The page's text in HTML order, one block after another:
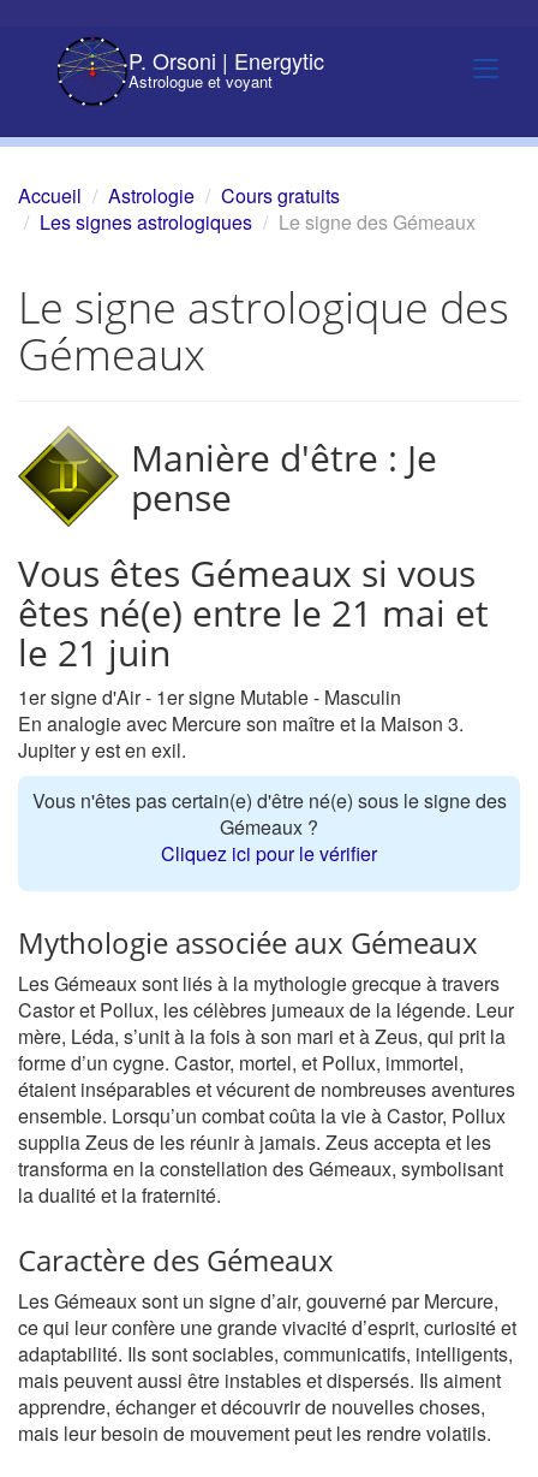
P. Orsoni | Energytic
Astrologue et voyant
Accueil Astrologie
Cours gratuits
Les signes astrologiques
Le signe des Gémeaux
Le signe astrologique des
Gémeaux
Manière d'être : Je
pense
Vous êtes Gémeaux si vous
êtes né(e) entre le 21 mai et
le 21 juin
1er signe d'Air - 1er signe Mutable - Masculin
En analogie avec Mercure son maître et la Maison 3.
Jupiter y est en exil.
Vous n'êtes pas certain(e) d'être né(e) sous le signe des
Gémeaux ?
Cliquez ici pour le vérifier
Mythologie associée aux Gémeaux
Les Gémeaux sont liés à la mythologie grecque à travers
Castor et Pollux, les célèbres jumeaux de la légende. Leur
mère, Léda, s’unit à la fois à son mari et à Zeus, qui prit la
forme d’un cygne. Castor, mortel, et Pollux, immortel,
étaient inséparables et vécurent de nombreuses aventures
ensemble. Lorsqu’un combat coûta la vie à Castor, Pollux
supplia Zeus de les réunir à jamais. Zeus accepta et les
transforma en la constellation des Gémeaux, symbolisant
la dualité et la fraternité.
Caractère des Gémeaux
Les Gémeaux sont un signe d’air, gouverné par Mercure,
ce qui leur confère une grande vivacité d’esprit, curiosité et
adaptabilité. Ils sont sociables, communicatifs, intelligents,
mais peuvent aussi être instables et dispersés. Ils aiment
apprendre, échanger et découvrir de nouvelles choses,
mais leur besoin de mouvement peut les rendre volatils.